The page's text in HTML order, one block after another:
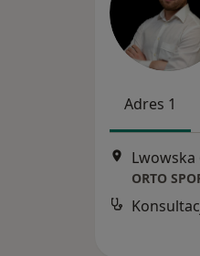
Adres 1
Lwowska
ORTO